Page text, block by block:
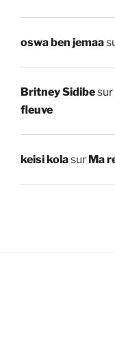
oswa ben jemaa
Britney Sidibesur
fleuve
keisi kolasur Ma